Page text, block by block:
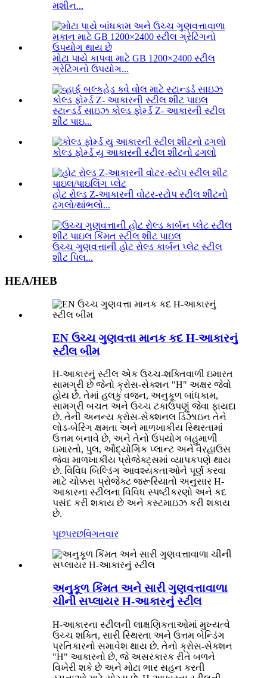
મશીન...
મોટા પાયે કાપવા માટે GB 1200×2400 સ્ટીલ
ગ્રેટિંગનો ઉપયોગ...
સ્ટાન્ડર્ડ સાઇઝ કોલ્ડ ફોર્મ્ડ Z- આકારની સ્ટીલ
શીટ પાઇ...
કોલ્ડ ફોર્મ્ડ યુ આકારની સ્ટીલ શીટનો ઢગલો
હોટ રોલ્ડ Z-આકારની વોટર-સ્ટોપ સ્ટીલ શીટનો
ઢગલો/થાંભલો...
ઉચ્ચ ગુણવત્તાની હોટ રોલ્ડ કાર્બન પ્લેટ સ્ટીલ
શીટ પિલ...
HEA/HEB
EN ઉચ્ચ ગુણવત્તા માનક કદ H-આકારનું
સ્ટીલ બીમ
H-આકારનું સ્ટીલ એક ઉચ્ચ-શક્તિવાળી ઇમારત
સામગ્રી છે જેનો ક્રોસ-સેક્શન "H" અક્ષર જેવો
હોય છે. તેમાં હલકું વજન, અનુકૂળ બાંધકામ,
સામગ્રી બચત અને ઉચ્ચ ટકાઉપણું જેવા ફાયદા
છે. તેની અનન્ય ક્રોસ-સેક્શનલ ડિઝાઇન તેને
લોડ-બેરિંગ ક્ષમતા અને માળખાકીય સ્થિરતામાં
ઉત્તમ બનાવે છે, અને તેનો ઉપયોગ બહુમાળી
ઇમારતો, પુલ, ઔદ્યોગિક પ્લાન્ટ અને વેરહાઉસ
જેવા માળખાકીય પ્રોજેક્ટ્સમાં વ્યાપકપણે થાય
છે. વિવિધ બિલ્ડિંગ આવશ્યકતાઓને પૂર્ણ કરવા
માટે ચોક્કસ પ્રોજેક્ટ જરૂરિયાતો અનુસાર H-
આકારના સ્ટીલના વિવિધ સ્પષ્ટીકરણો અને કદ
પસંદ કરી શકાય છે અને કસ્ટમાઇઝ કરી શકાય
છે.
પૂછપરછવિગતવાર
અનુકૂળ કિંમત અને સારી ગુણવત્તાવાળા
ચીની સપ્લાયર H-આકારનું સ્ટીલ
H-આકારના સ્ટીલની લાક્ષણિકતાઓમાં મુખ્યત્વે
ઉચ્ચ શક્તિ, સારી સ્થિરતા અને ઉત્તમ બેન્ડિંગ
પ્રતિકારનો સમાવેશ થાય છે. તેનો ક્રોસ-સેક્શન
"H" આકારનો છે, જે અસરકારક રીતે બળને
વિખેરી શકે છે અને મોટા ભાર સહન કરતી